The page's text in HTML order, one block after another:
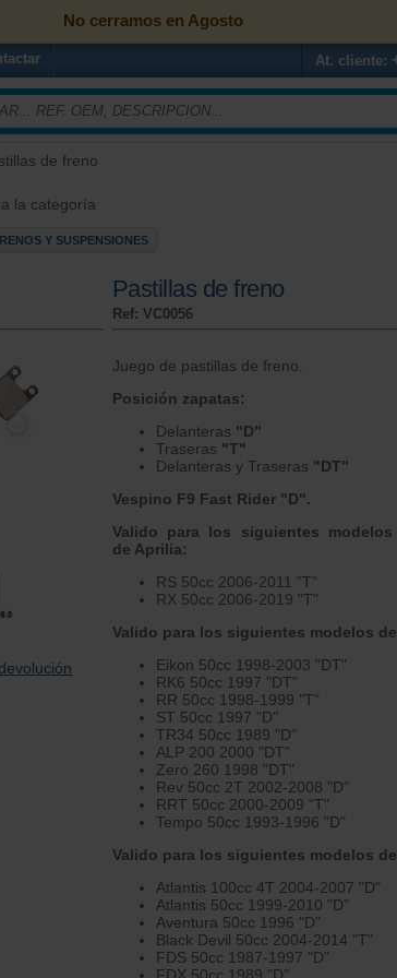
No cerramos en Agosto
At. cliente:
de freno
la categoría
Y SUSPENSIONES
Pastillas de freno
Ref: VC0056
Juego de pastillas de freno.
Posición zapatas:
Delanteras "D"
Traseras "T"
Delanteras y Traseras "DT"
Vespino F9 Fast Rider "D".
Valido para los siguientes modelos
de Aprilia:
RS 50cc 2006-2011 "T"
RX 50cc 2006-2019 "T"
Valido para los siguientes modelos
Eikon 50cc 1998-2003 "DT"
RK6 50cc 1997 "DT"
RR 50cc 1998-1999 "T"
ST 50cc 1997 "D"
TR34 50cc 1989 "D"
ALP 200 2000 "DT"
Zero 260 1998 "DT"
Rev 50cc 2T 2002-2008 "D"
RRT 50cc 2000-2009 "T"
Tempo 50cc 1993-1996 "D"
Valido para los siguientes modelos
Atlantis 100cc 4T 2004-2007 "D"
Atlantis 50cc 1999-2010 "D"
Aventura 50cc 1996 "D"
Black Devil 50cc 2004-2014 "T"
FDS 50cc 1987-1997 "D"